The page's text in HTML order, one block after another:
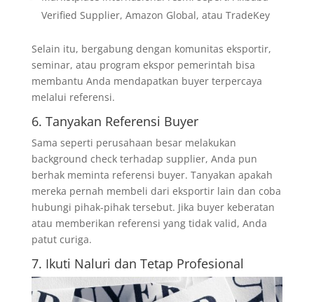
Verified Supplier, Amazon Global, atau TradeKey
Selain itu, bergabung dengan komunitas eksportir,
seminar, atau program ekspor pemerintah bisa
membantu Anda mendapatkan buyer terpercaya
melalui referensi.
6. Tanyakan Referensi Buyer
Sama seperti perusahaan besar melakukan
background check terhadap supplier, Anda pun
berhak meminta referensi buyer. Tanyakan apakah
mereka pernah membeli dari eksportir lain dan coba
hubungi pihak-pihak tersebut. Jika buyer keberatan
atau memberikan referensi yang tidak valid, Anda
patut curiga.
7. Ikuti Naluri dan Tetap Profesional